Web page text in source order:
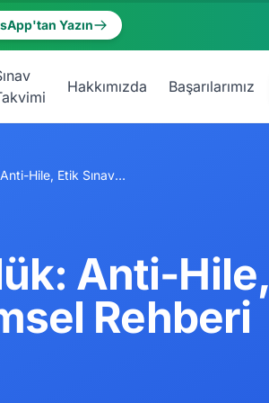
Yazın
Hakkımızda Başarılarımız
2026 Akademik Dürüstlük: Anti-Hile, Etik Sınav Hazırlığı Bilimsel Rehberi
Anti-Hile,
Rehberi